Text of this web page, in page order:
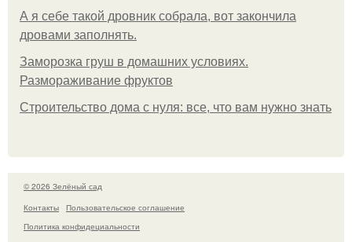
А я себе такой дровник собрала, вот закончила
дровами заполнять.
Заморозка груш в домашних условиях.
Размораживание фруктов
Строительство дома с нуля: все, что вам нужно знать
© 2026 Зелёный сад
Контакты
Пользовательское соглашение
Политика конфидециальности